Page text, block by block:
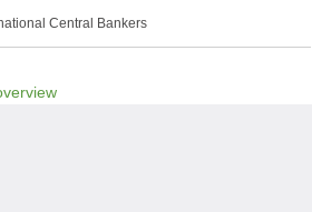
Central Bankers